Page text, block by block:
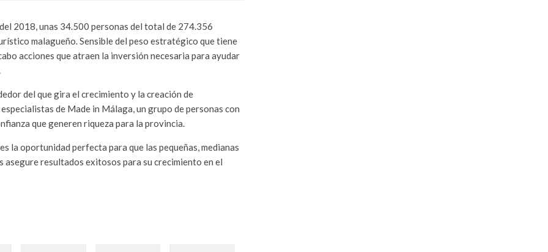
2018, unas 34.500 personas del total de 274.356
malagueño. Sensible del peso estratégico que tiene
acciones que atraen la inversión necesaria para ayudar
del que gira el crecimiento y la creación de
de Made in Málaga, un grupo de personas con
que generen riqueza para la provincia.
la oportunidad perfecta para que las pequeñas, medianas
asegure resultados exitosos para su crecimiento en el